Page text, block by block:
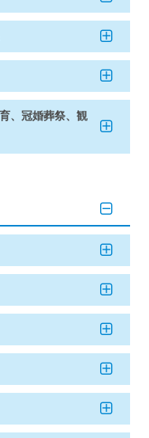
、冠婚葬祭、観